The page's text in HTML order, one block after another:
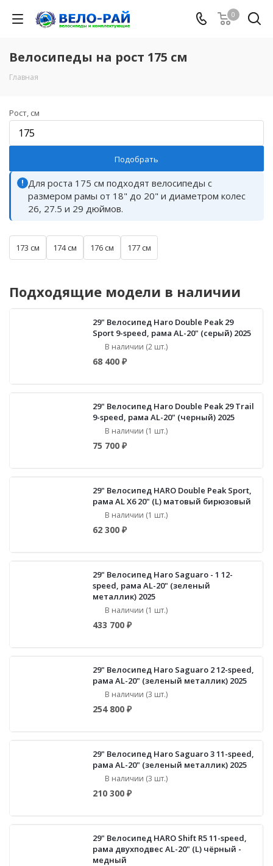
0
Велосипеды на рост 175 см
Главная
Рост, см
Подобрать
! Для роста 175 см подходят велосипеды с
размером рамы от 18" до 20" и диаметром колес
26, 27.5 и 29 дюймов.
173 см 174 см 176 см 177 см
Подходящие модели в наличии
29" Велосипед Haro Double Peak 29
Sport 9-speed, рама AL-20" (серый) 2025
В наличии (2 шт.)
68 400 ₽
29" Велосипед Haro Double Peak 29 Trail
9-speed, рама AL-20" (черный) 2025
В наличии (1 шт.)
75 700 ₽
29" Велосипед HARO Double Peak Sport,
рама AL X6 20" (L) матовый бирюзовый
В наличии (1 шт.)
62 300 ₽
29" Велосипед Haro Saguaro - 1 12-
speed, рама AL-20" (зеленый
металлик) 2025
В наличии (1 шт.)
433 700 ₽
29" Велосипед Haro Saguaro 2 12-speed,
рама AL-20" (зеленый металлик) 2025
В наличии (3 шт.)
254 800 ₽
29" Велосипед Haro Saguaro 3 11-speed,
рама AL-20" (зеленый металлик) 2025
В наличии (3 шт.)
210 300 ₽
29" Велосипед HARO Shift R5 11-speed,
рама двухподвес AL-20" (L) чёрный -
медный